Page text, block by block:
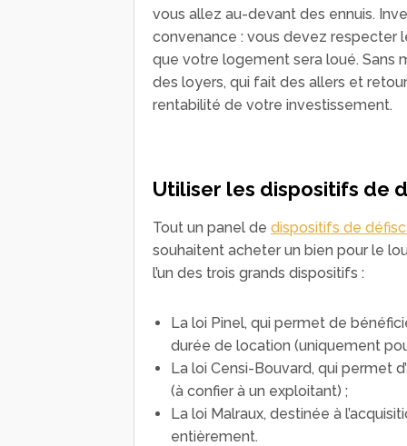
vous allez au-devant des ennuis.
convenance : vous devez respecter
que votre logement sera loué. Sans
des loyers, qui fait des allers et
rentabilité de votre investissement.
Utiliser les dispositifs de
Tout un panel de dispositifs de
souhaitent acheter un bien pour le
l’un des trois grands dispositifs :
La loi Pinel, qui permet de
durée de location (uniquement
La loi Censi-Bouvard, qui permet
(à confier à un exploitant) ;
La loi Malraux, destinée à
entièrement.